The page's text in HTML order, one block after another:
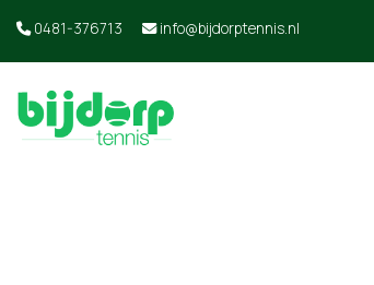
0481-376713 info@bijdorptennis.nl